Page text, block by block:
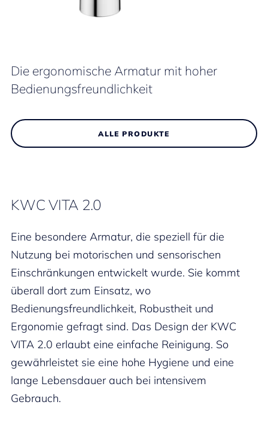
Die ergonomische Armatur mit hoher
Bedienungsfreundlichkeit
ALLE PRODUKTE
KWC VITA 2.0
Eine besondere Armatur, die speziell für die
Nutzung bei motorischen und sensorischen
Einschränkungen entwickelt wurde. Sie kommt
überall dort zum Einsatz, wo
Bedienungsfreundlichkeit, Robustheit und
Ergonomie gefragt sind. Das Design der KWC
VITA 2.0 erlaubt eine einfache Reinigung. So
gewährleistet sie eine hohe Hygiene und eine
lange Lebensdauer auch bei intensivem
Gebrauch.